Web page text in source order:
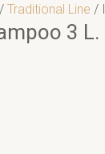
/ Traditional Line /
3 L.